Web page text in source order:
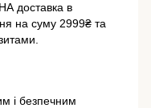
доставка в
на суму 2999₴ та
і безпечним